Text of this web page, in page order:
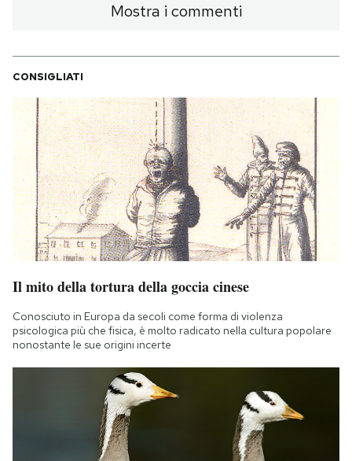
Mostra i commenti
CONSIGLIATI
Il mito della tortura della goccia cinese
Conosciuto in Europa da secoli come forma di violenza
psicologica più che fisica, è molto radicato nella cultura popolare
nonostante le sue origini incerte